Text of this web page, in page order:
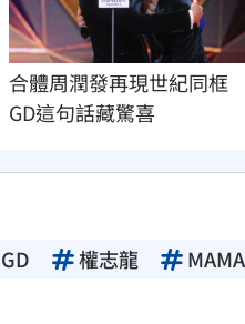
合體周潤發再現世紀同框
GD這句話藏驚喜
GD 權志龍 MAMA